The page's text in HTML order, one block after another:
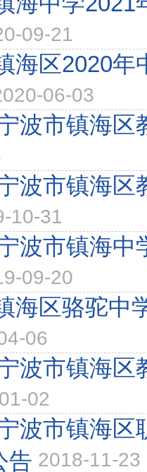
09-21
海区2020年
06-03
波市镇海区
波市镇海区
10-31
波市镇海中
09-20
海区骆驼中
06
波市镇海区
02
波市镇海区
告 2018-11-23